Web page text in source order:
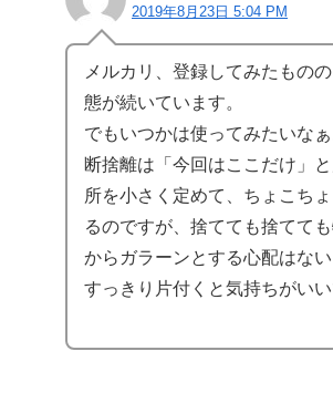
2019年8月23日 5:04 PM
メルカリ、登録してみたもの
態が続いています。
でもいつかは使ってみたいなぁ
断捨離は「今回はここだけ」
所を小さく定めて、ちょこち
るのですが、捨てても捨てて
からガラーンとする心配はない
すっきり片付くと気持ちがいい